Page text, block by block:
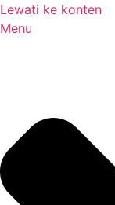
Lewati ke konten
Menu